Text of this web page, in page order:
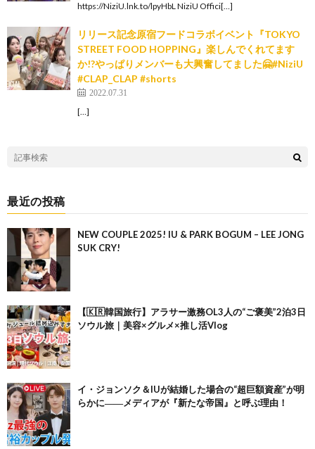
https://NiziU.lnk.to/lpyHbL NiziU Offici[…]
リリース記念原宿フードコラボイベント『TOKYO
STREET FOOD HOPPING』楽しんでくれてます
か!?やっぱりメンバーも大興奮してました🤗#NiziU
#CLAP_CLAP #shorts
2022.07.31
[…]
最近の投稿
NEW COUPLE 2025! IU & PARK BOGUM – LEE JONG
SUK CRY!
【🇰🇷韓国旅行】アラサー激務OL3人の“ご褒美”2泊3日
ソウル旅｜美容×グルメ×推し活Vlog
イ・ジョンソク＆IUが結婚した場合の“超巨額資産”が明
らかに――メディアが『新たな帝国』と呼ぶ理由！